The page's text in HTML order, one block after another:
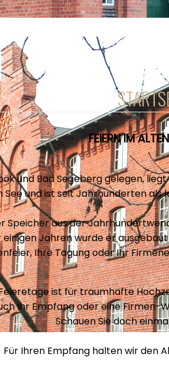
FEIERN IM
und Bad Segeberg gelegen,
See und ist seit Jahrhunderten
Speicher aus der
einigen Jahren wurde er
Ihre Tagung oder Ihr
ist für traumhafte
Ihr Empfang oder eine Firmen-
Schauen Sie doch
Für Ihren Empfang halten wir den